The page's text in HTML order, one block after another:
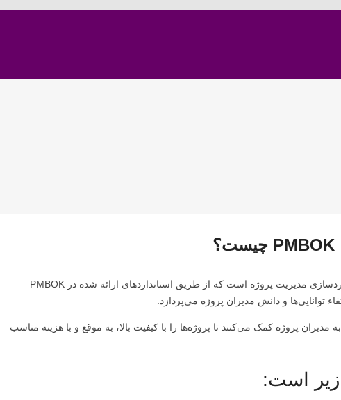
PMBOK چیست؟
PMI (Project Management Institute) بستر استانداردسازی مدیریت پروژه است که از طریق استانداردهای ارائه شده در PMBOK
این استانداردها و فرآیندهای مطرح شده در PMBOK به مدیران پروژه کمک می‌کنند تا پروژه‌ها را با کیفیت بالا، به موقع و با هزینه مناسب